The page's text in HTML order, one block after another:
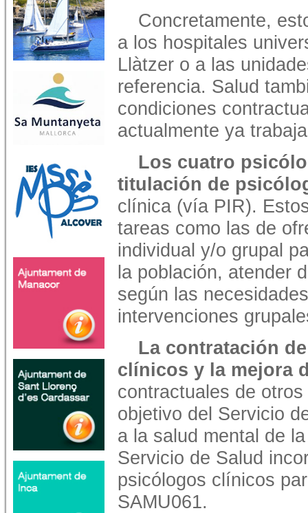
Concretamente,
a los hospitales
Llàtzer o a las
referencia. Salud
condiciones
actualmente ya
Los cuatro
titulación de
clínica (vía PIR).
tareas como las de
individual y/o grupal
la población, atender
según las
intervenciones
La contratación
clínicos y la mejora
contractuales de
objetivo del Servicio
a la salud mental de
Servicio de Salud
psicólogos clínicos
SAMU061.